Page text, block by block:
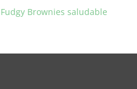
Fudgy Brownies saludable